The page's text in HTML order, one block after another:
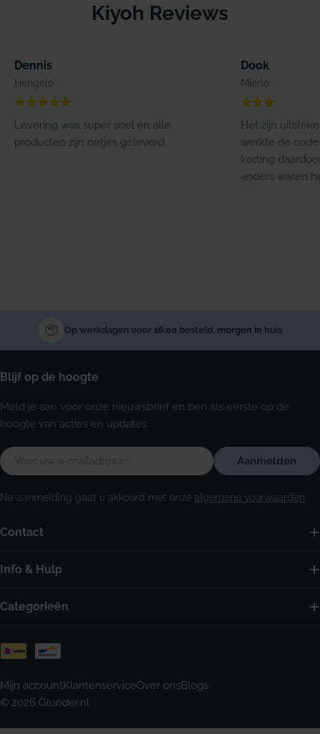
Kiyoh Reviews
Dennis
Hengelo
Levering was super snel en alle
producten zijn netjes geleverd.
Dook
Mierlo
Het zijn
werkte de code
korting
anders waren
Op werkdagen voor 16:00 besteld, morgen in huis
Contact
Info & Hulp
Categorieën
Blijf op de hoogte
Meld je aan voor onze nieuwsbrief en ben als eerste op de
hoogte van acties en updates.
E-
mail
Aanmelden
Na aanmelding gaat u akkoord met onze algemene voorwaarden
Betaalmethoden
© 2026 Glunder.nl
Mijn accountKlantenserviceOver onsBlogs